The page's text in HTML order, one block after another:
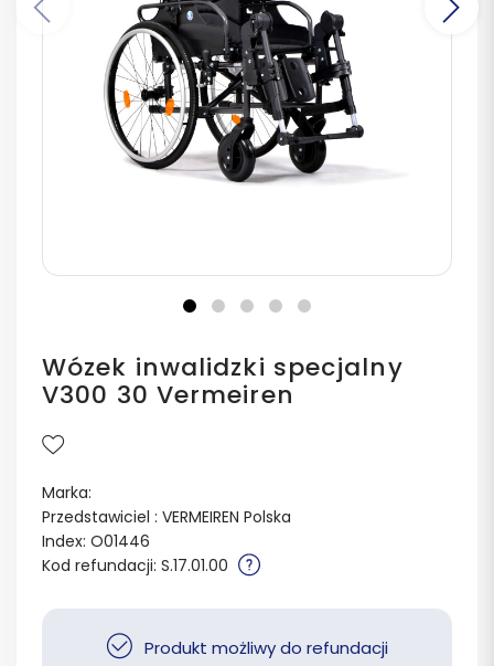
Poprzedni
Wózek inwalidzki specjalny
V300 30 Vermeiren
Marka:
Przedstawiciel : VERMEIREN Polska
Index: O01446
Kod refundacji: S.17.01.00
Produkt możliwy do refundacji